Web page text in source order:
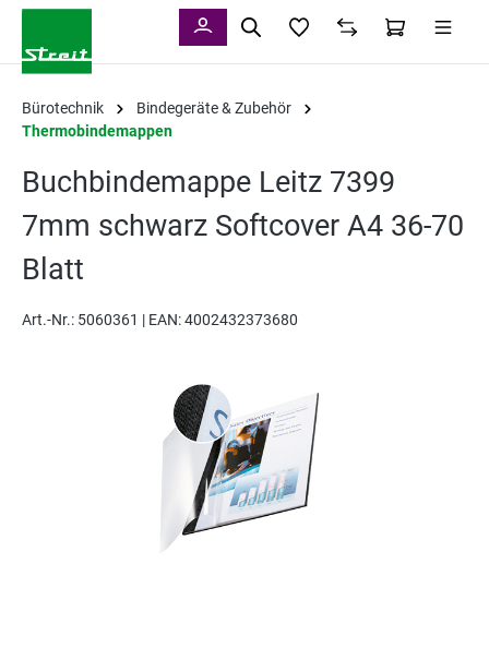
Bürotechnik
Bindegeräte & Zubehör
Thermobindemappen
Buchbindemappe Leitz 7399
7mm schwarz Softcover A4 36-70
Blatt
Art.-Nr.: 5060361 | EAN: 4002432373680